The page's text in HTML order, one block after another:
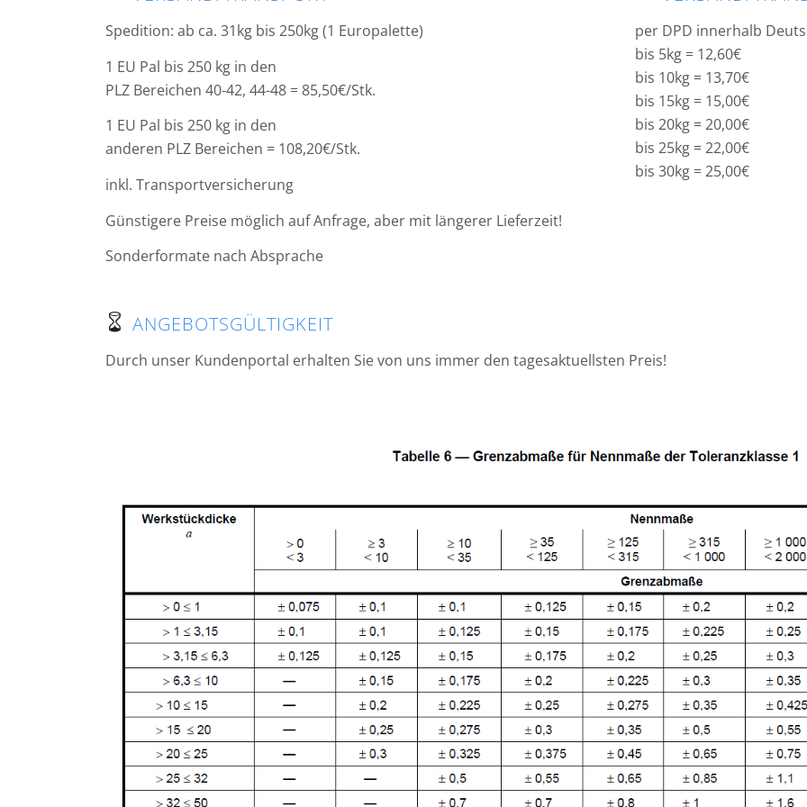
Spedition: ab ca. 31kg bis 250kg (1 Europalette)
1 EU Pal bis 250 kg in den
PLZ Bereichen 40-42, 44-48 = 85,50€/Stk.
1 EU Pal bis 250 kg in den
anderen PLZ Bereichen = 108,20€/Stk.
inkl. Transportversicherung
Günstigere Preise möglich auf Anfrage, aber mit längerer Lieferzeit!
Sonderformate nach Absprache
per DPD innerhalb
bis 5kg = 12,60€
bis 10kg = 13,70€
bis 15kg = 15,00€
bis 20kg = 20,00€
bis 25kg = 22,00€
bis 30kg = 25,00€
ANGEBOTSGÜLTIGKEIT
Durch unser Kundenportal erhalten Sie von uns immer den tagesaktuellsten Preis!